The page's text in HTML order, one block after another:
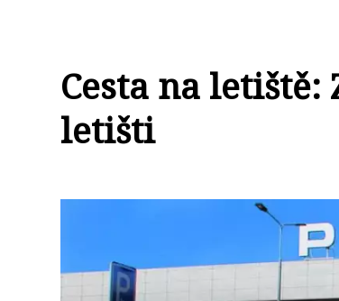
Cesta na
letišti